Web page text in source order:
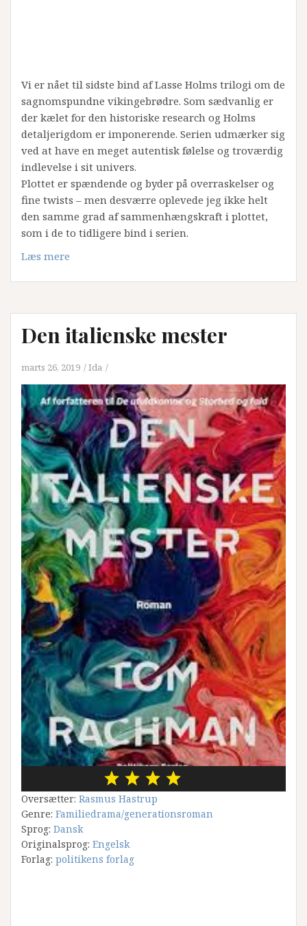
Vi er nået til sidste bind af Lasse Holms trilogi om de
sagnomspundne vikingebrødre. Som sædvanlig er
der kælet for den historiske research og Holms
detaljerigdom er imponerende. Serien udmærker sig
ved at have en meget autentisk følelse og troværdig
indlevelse i sit univers.
Plottet er spændende og byder på overraskelser og
fine twists – men desværre oplevede jeg ikke helt
den samme grad af sammenhængskraft i plottet,
som i de to tidligere bind i serien.
Læs mere
Den italienske mester
marts 26, 2019 Ida
Oversætter: Rasmus Hastrup
Genre: Familiedrama/generationsroman
Sprog: Dansk
Originalsprog: Engelsk
Forlag: politikens forlag